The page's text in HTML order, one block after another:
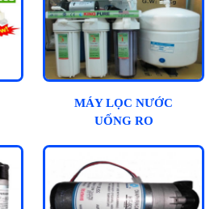
MÁY LỌC NƯỚC
UỐNG RO